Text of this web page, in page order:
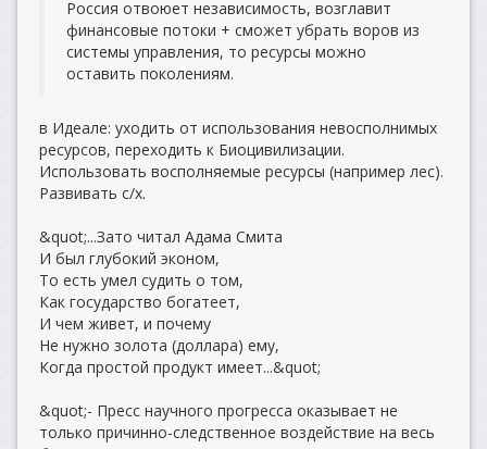
Россия отвоюет независимость, возглавит
финансовые потоки + сможет убрать воров из
системы управления, то ресурсы можно
оставить поколениям.
в Идеале: уходить от использования невосполнимых
ресурсов, переходить к Биоцивилизации.
Использовать восполняемые ресурсы (например лес).
Развивать с/х.
&quot;...Зато читал Адама Смита
И был глубокий эконом,
То есть умел судить о том,
Как государство богатеет,
И чем живет, и почему
Не нужно золота (доллара) ему,
Когда простой продукт имеет...&quot;
&quot;- Пресс научного прогресса оказывает не
только причинно-следственное воздействие на весь